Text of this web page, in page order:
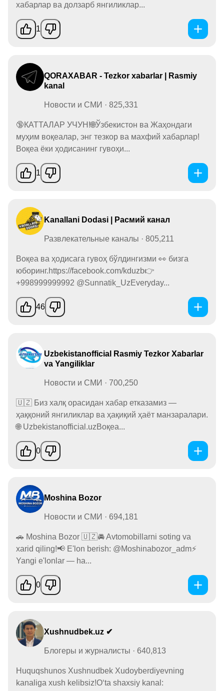
хабарлар ва долзарб янгиликлар...
1
QORAXABAR - Tezkor xabarlar | Rasmiy
kanal
Новости и СМИ · 825,331
🔞КАТТАЛАР УЧУН!🌐Ўзбекистон ва Жаҳондаги
муҳим воқеалар, энг тезкор ва махфий хабарлар!
Воқеа ёки ҳодисанинг гувоҳи...
1
Kanallani Dodasi | Расмий канал
Развлекательные каналы · 805,211
Воқеа ва ҳодисага гувоҳ бўлдингизми 👀 бизга
юборинг.https://facebook.com/kduzb👉
+998999999992 @Sunnatik_UzEveryday...
46
Uzbekistanofficial Rasmiy Tezkor Xabarlar
va Yangiliklar
Новости и СМИ · 700,250
🇺🇿 Биз халқ орасидан хабар етказамиз —
ҳаққоний янгиликлар ва ҳақиқий ҳаёт манзаралари.
🌐 Uzbekistanofficial.uzВоқеа...
0
Moshina Bozor
Новости и СМИ · 694,181
🚗 Moshina Bozor 🇺🇿🚘 Avtomobillarni soting va
xarid qiling!📢 E'lon berish: @Moshinabozor_adm⚡️
Yangi e'lonlar — ha...
0
Xushnudbek.uz ✔
Блогеры и журналисты · 640,813
Huquqshunos Xushnudbek Xudoyberdiyevning
kanaliga xush kelibsiz!O‘ta shaxsiy kanal: